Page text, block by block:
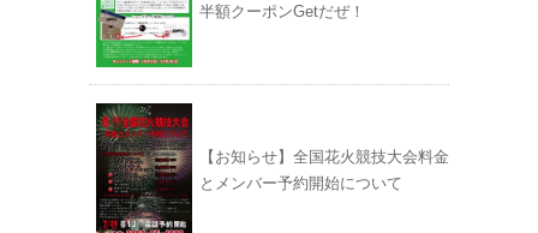
半額クーポンGetだぜ！
【お知らせ】全国花火競技大会料金
とメンバー予約開始について